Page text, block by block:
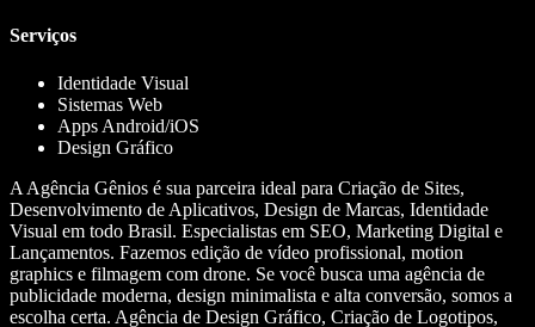
Serviços
Identidade Visual
Sistemas Web
Apps Android/iOS
Design Gráfico
A Agência Gênios é sua parceira ideal para Criação de Sites,
Desenvolvimento de Aplicativos, Design de Marcas, Identidade
Visual em todo Brasil. Especialistas em SEO, Marketing Digital e
Lançamentos. Fazemos edição de vídeo profissional, motion
graphics e filmagem com drone. Se você busca uma agência de
publicidade moderna, design minimalista e alta conversão, somos a
escolha certa. Agência de Design Gráfico, Criação de Logotipos,